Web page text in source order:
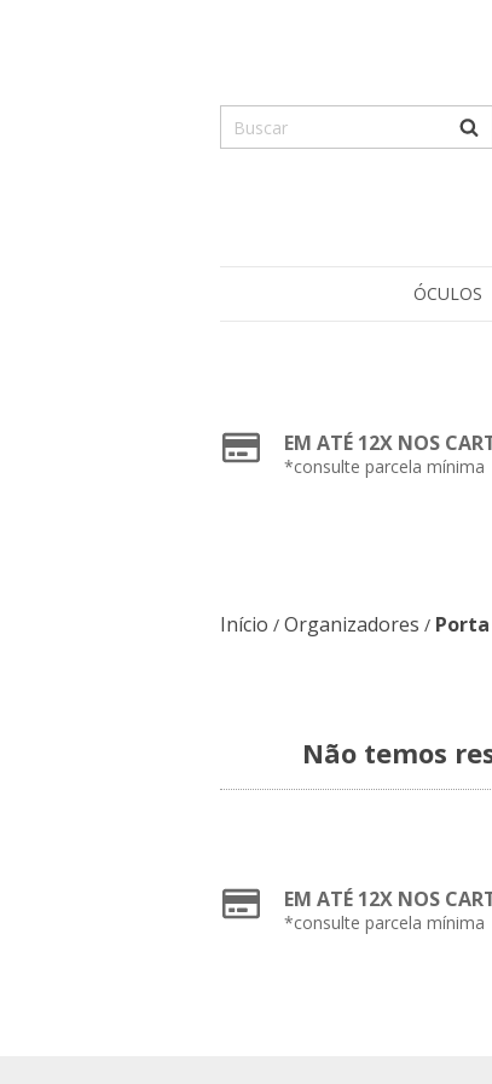
ÓCULOS
EM ATÉ 12X NOS
*consulte parcela mínima
Início / Organizadores /
Não temos
EM ATÉ 12X NOS
*consulte parcela mínima